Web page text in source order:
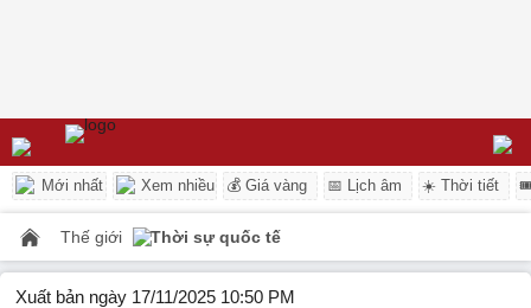
Mới nhất Xem nhiều 💰 Giá vàng 📅 Lịch âm ☀️ Thời tiết
Thế giới Thời sự quốc tế
Xuất bản ngày 17/11/2025 10:50 PM